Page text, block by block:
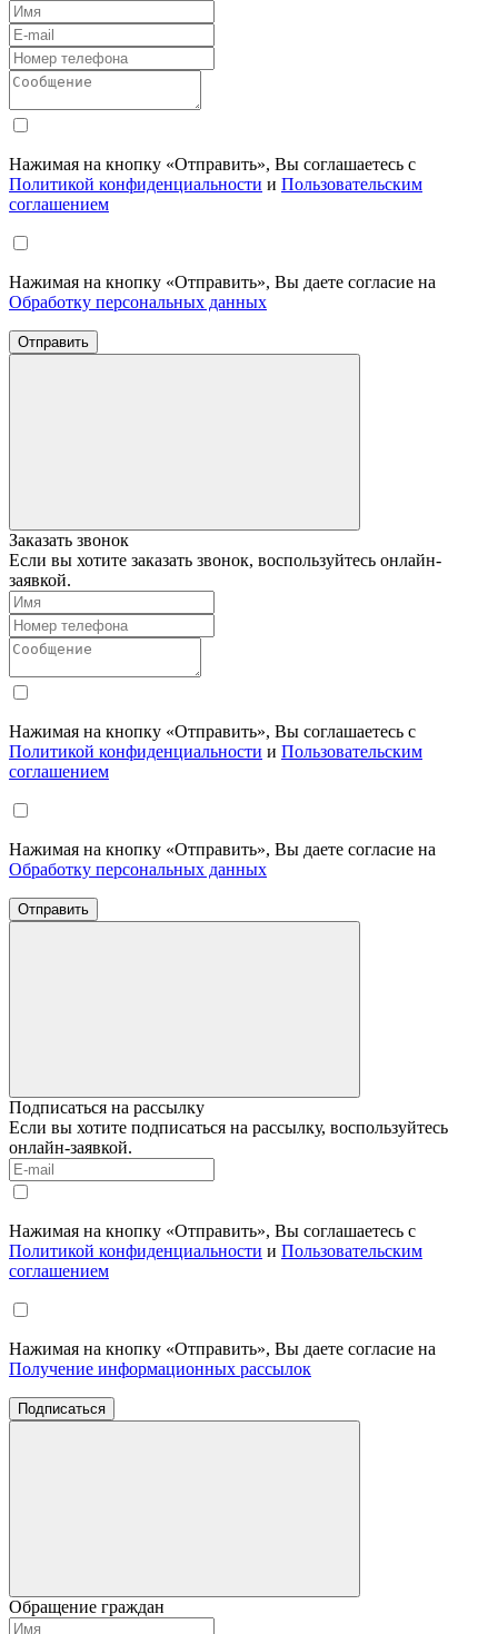
Нажимая на кнопку «Отправить», Вы соглашаетесь с
Политикой конфиденциальности и Пользовательским
соглашением
Нажимая на кнопку «Отправить», Вы даете согласие на
Обработку персональных данных
Отправить
Заказать звонок
Если вы хотите заказать звонок, воспользуйтесь онлайн-
заявкой.
Нажимая на кнопку «Отправить», Вы соглашаетесь с
Политикой конфиденциальности и Пользовательским
соглашением
Нажимая на кнопку «Отправить», Вы даете согласие на
Обработку персональных данных
Отправить
Подписаться на рассылку
Если вы хотите подписаться на рассылку, воспользуйтесь
онлайн-заявкой.
Нажимая на кнопку «Отправить», Вы соглашаетесь с
Политикой конфиденциальности и Пользовательским
соглашением
Нажимая на кнопку «Отправить», Вы даете согласие на
Получение информационных рассылок
Подписаться
Обращение граждан